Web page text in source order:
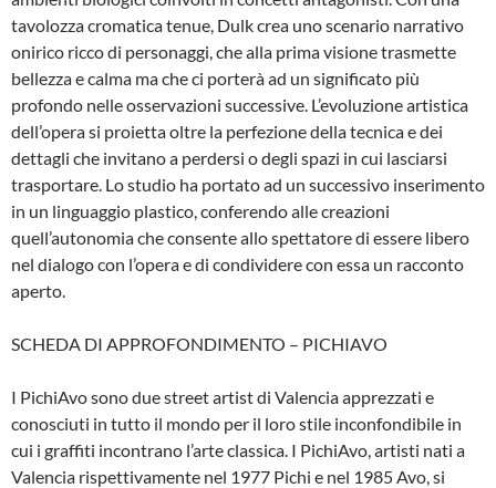
tavolozza cromatica tenue, Dulk crea uno scenario narrativo
onirico ricco di personaggi, che alla prima visione trasmette
bellezza e calma ma che ci porterà ad un significato più
profondo nelle osservazioni successive. L’evoluzione artistica
dell’opera si proietta oltre la perfezione della tecnica e dei
dettagli che invitano a perdersi o degli spazi in cui lasciarsi
trasportare. Lo studio ha portato ad un successivo inserimento
in un linguaggio plastico, conferendo alle creazioni
quell’autonomia che consente allo spettatore di essere libero
nel dialogo con l’opera e di condividere con essa un racconto
aperto.
SCHEDA DI APPROFONDIMENTO – PICHIAVO
I PichiAvo sono due street artist di Valencia apprezzati e
conosciuti in tutto il mondo per il loro stile inconfondibile in
cui i graffiti incontrano l’arte classica. I PichiAvo, artisti nati a
Valencia rispettivamente nel 1977 Pichi e nel 1985 Avo, si